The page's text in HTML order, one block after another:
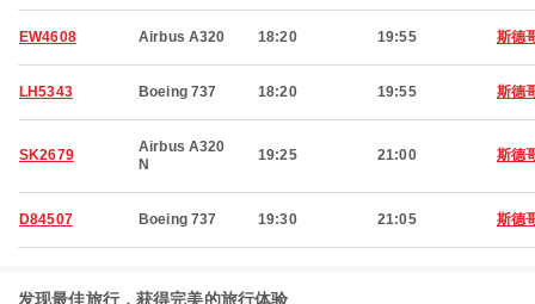
EW4608 Airbus A320 18:20 19:55 斯德
LH5343 Boeing 737 18:20 19:55 斯德
SK2679
Airbus A320
N
19:25 21:00 斯德
D84507 Boeing 737 19:30 21:05 斯德
发现最佳旅行，获得完美的旅行体验